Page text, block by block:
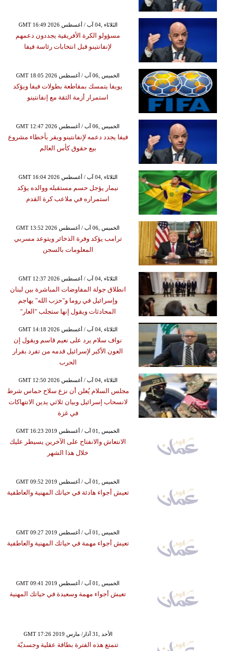
GMT 16:49 2026 الثلاثاء ,04 آب / أغسطس
مسؤولو الكرة الأفريقية يجددون دعمهم
لإنفانتينو قبل انتخابات رئاسة فيفا
GMT 18:05 2026 الخميس ,06 آب / أغسطس
يويفا يتمسك بمقاطعة بطولات فيفا ويؤكد
استمرار أزمة الثقة مع إنفانتينو
GMT 12:47 2026 الخميس ,06 آب / أغسطس
فيفا يجدد دعمه لإنفانتينو ويقر بأخطاء مشروع
بيع حقوق كأس العالم
GMT 16:04 2026 الثلاثاء ,04 آب / أغسطس
نيمار يؤجل حسم مستقبله ووالده يؤكد
استمراره في ملاعب كرة القدم
GMT 13:52 2026 الخميس ,06 آب / أغسطس
ترامب يؤكد وفرة الذخائر ويتوعد مسربي
المعلومات بالسجن
GMT 12:37 2026 الثلاثاء ,04 آب / أغسطس
انطلاق جولة المفاوضات المباشرة بين لبنان
وإسرائيل في روما و"حزب الله" يهاجم
المحادثات ويقول إنها ستجلب "العار"
GMT 14:18 2026 الثلاثاء ,04 آب / أغسطس
نواف سلام يرد على نعيم قاسم ويقول إن
العون الأكبر لإسرائيل قدمه من تفرد بقرار
الحرب
GMT 12:50 2026 الثلاثاء ,04 آب / أغسطس
مجلس السلام يُعلن أن نزع سلاح حماس شرط
لانسحاب إسرائيل وبيان ثلاثي يدين الانتهاكات
في غزة
GMT 16:23 2019 الخميس ,01 آب / أغسطس
الانتعاش والانفتاح على الآخرين يسيطر عليك
خلال هذا الشهر
GMT 09:52 2019 الخميس ,01 آب / أغسطس
تعيش أجواء هادئة في حياتك المهنية والعاطفية
GMT 09:27 2019 الخميس ,01 آب / أغسطس
تعيش أجواء مهمة في حياتك المهنية والعاطفية
GMT 09:41 2019 الخميس ,01 آب / أغسطس
تعيش أجواء مهمة وسعيدة في حياتك المهنية
GMT 17:26 2019 الأحد ,31 آذار/ مارس
تتمتع هذه الفترة بطاقة عقلية وجسديّة